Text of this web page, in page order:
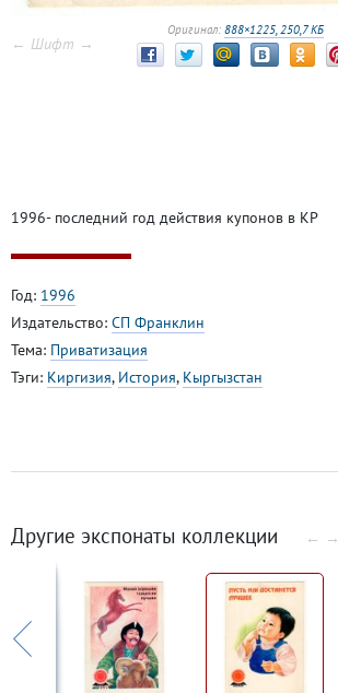
Оригинал: 888×1225, 250,7 КБ
← Шифт →
1996- последний год действия купонов в КР
Год: 1996
Издательство: СП Франклин
Тема: Приватизация
Тэги: Киргизия, История, Кыргызстан
Другие экспонаты коллекции ← →